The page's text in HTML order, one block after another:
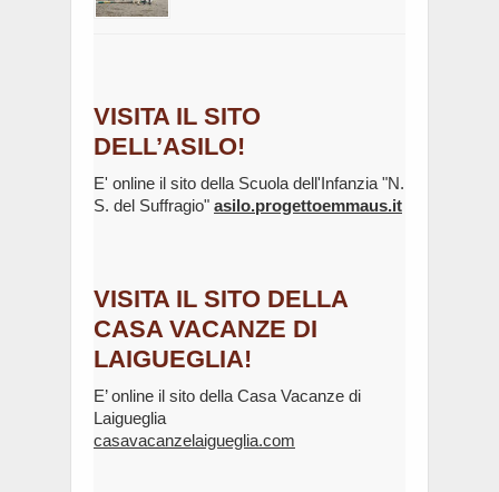
VISITA IL SITO
DELL’ASILO!
E' online il sito della Scuola dell'Infanzia "N.
S. del Suffragio" asilo.progettoemmaus.it
VISITA IL SITO DELLA
CASA VACANZE DI
LAIGUEGLIA!
E’ online il sito della Casa Vacanze di
Laigueglia
casavacanzelaigueglia.com